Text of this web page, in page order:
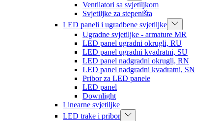
Ventilatori sa svjetiljkom
Svjetiljke za stepeništa
LED paneli i ugradbene svjetiljke
Ugradne svjetiljke - armature MR
LED panel ugradni okrugli, RU
LED panel ugradni kvadratni, SU
LED panel nadgradni okrugli, RN
LED panel nadgradni kvadratni, SN
Pribor za LED panele
LED panel
Downlight
Linearne svjetiljke
LED trake i pribor